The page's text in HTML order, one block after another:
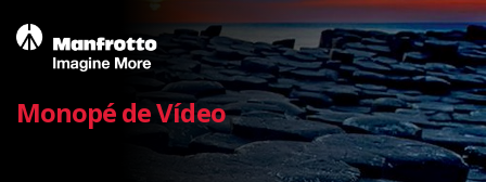
Monopé de Vídeo